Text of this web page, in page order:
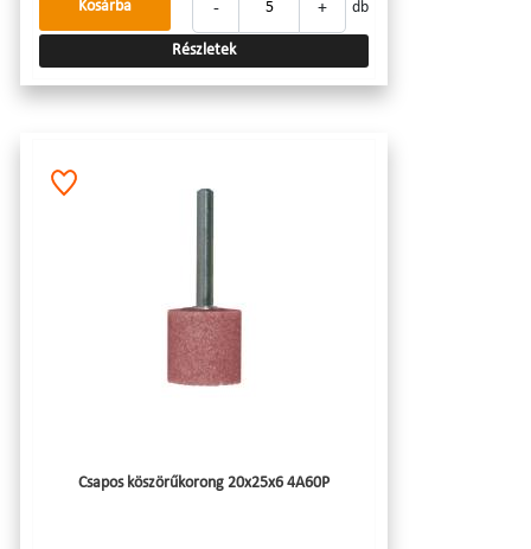
- + db
Kosárba
Részletek
Csapos köszörűkorong 20x25x6 4A60P